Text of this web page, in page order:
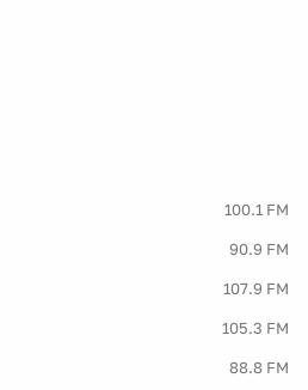
100.1 FM
90.9 FM
107.9 FM
105.3 FM
88.8 FM